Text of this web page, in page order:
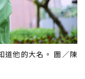
道他的大名。 圖／陳